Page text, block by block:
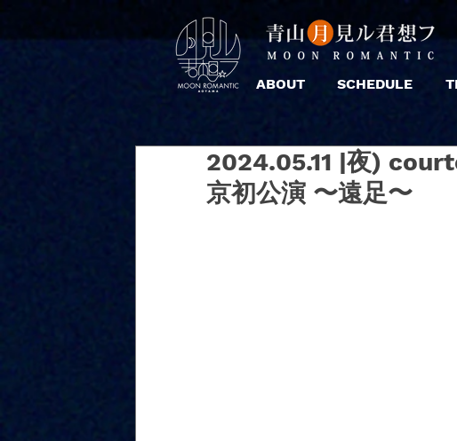
ABOUT SCHEDULE
2024.05.11 |夜)
京初公演 〜遠足〜